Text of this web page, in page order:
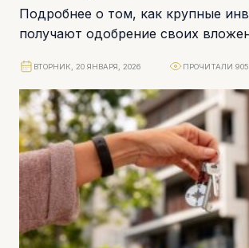
Подробнее о том, как крупные
получают одобрение своих
процесс отбора, ускоренного...
ВТОРНИК, 20 ЯНВАРЯ, 2026 ПРОЧИТАЛИ 905